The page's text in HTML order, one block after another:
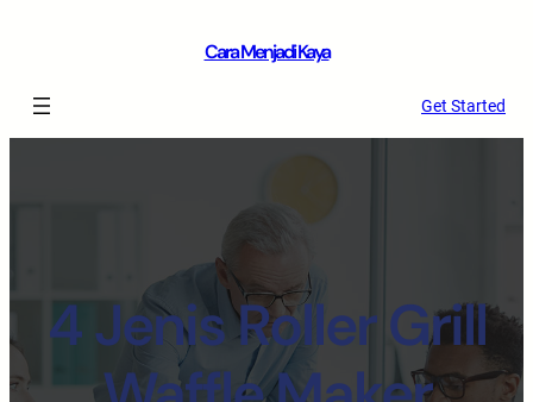
Cara Menjadi Kaya
Get Started
4 Jenis Roller Grill